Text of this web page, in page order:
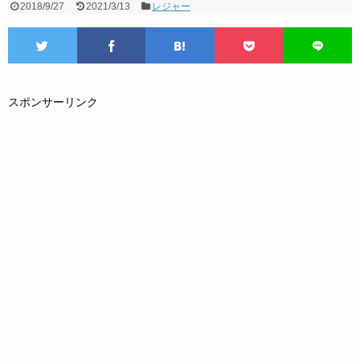
2018/9/27 2021/3/13 レジャー
スポンサーリンク